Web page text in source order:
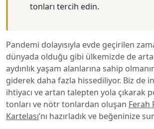
tonları tercih edin.
Pandemi dolayısıyla evde geçirilen
dünyada olduğu gibi ülkemizde de
aydınlık yaşam alanlarına sahip
giderek daha fazla hissediliyor. Biz de
ihtiyacı ve artan talepten yola çıkarak
tonları ve nötr tonlardan oluşan Ferah
Kartelası’nı hazırladık ve beğeninize